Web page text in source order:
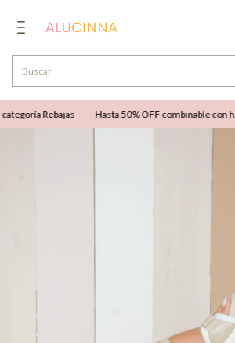
Rebajas Hasta 50% OFF combinable con